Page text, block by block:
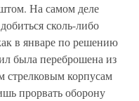
На самом деле
сколь-либо
в январе по решению
была переброшена из
стрелковым корпусам
прорвать оборону